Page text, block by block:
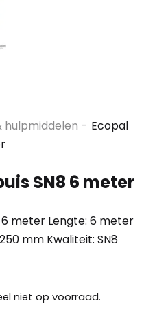
hulpmiddelen - Ecopal
SN8 6 meter
6 meter Lengte: 6 meter
mm Kwaliteit: SN8
niet op voorraad.